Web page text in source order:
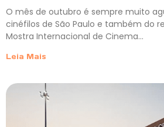
O mês de outubro é sempre muito
cinéfilos de São Paulo e também do
Mostra Internacional de Cinema…
Leia Mais